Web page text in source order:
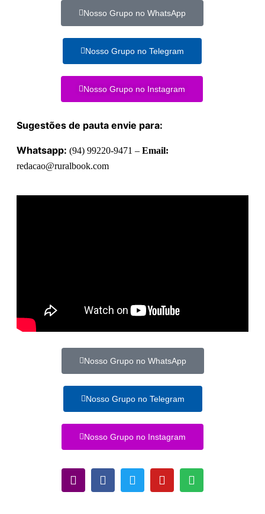
Nosso Grupo no WhatsApp
Nosso Grupo no Telegram
Nosso Grupo no Instagram
Sugestões de pauta envie para:
Whatsapp: (94) 99220-9471 – Email:
redacao@ruralbook.com
Nosso Grupo no WhatsApp
Nosso Grupo no Telegram
Nosso Grupo no Instagram